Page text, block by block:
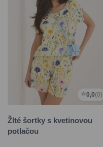
0,0(0)
Žlté šortky s kvetinovou
potlačou